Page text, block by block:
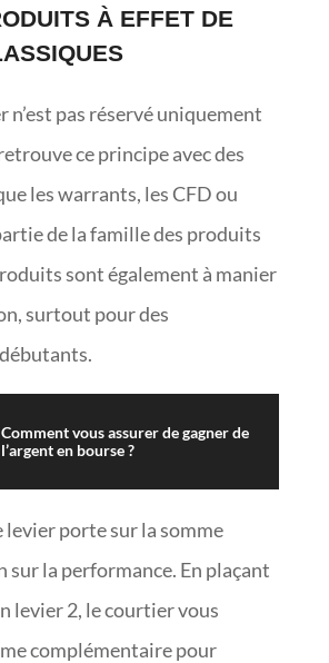
À EFFET DE
n’est pas réservé uniquement
ce principe avec des
les warrants, les CFD ou
de la famille des produits
sont également à manier
surtout pour des
Comment vous assurer de gagner de
l’argent en bourse ?
levier porte sur la somme
sur la performance. En plaçant
levier 2, le courtier vous
complémentaire pour